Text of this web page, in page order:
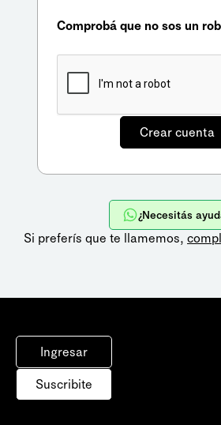
Comprobá que no sos un
¿Necesitás
Si preferís que te llamemos,
Ingresar
Suscribite